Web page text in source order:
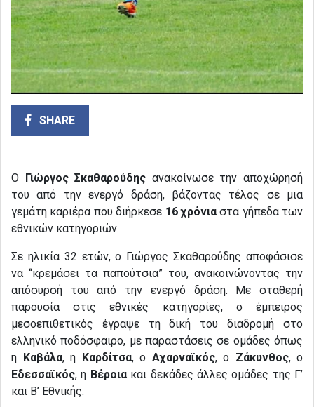
SHARE
Ο Γιώργος Σκαθαρούδης ανακοίνωσε την αποχώρησή
του από την ενεργό δράση, βάζοντας τέλος σε μια
γεμάτη καριέρα που διήρκεσε 16 χρόνιαστα γήπεδα των
εθνικών κατηγοριών.
Σε ηλικία 32 ετών, ο Γιώργος Σκαθαρούδης αποφάσισε
να “κρεμάσει τα παπούτσια” του, ανακοινώνοντας την
απόσυρσή του από την ενεργό δράση. Με σταθερή
παρουσία στις εθνικές κατηγορίες, ο έμπειρος
μεσοεπιθετικός έγραψε τη δική του διαδρομή στο
ελληνικό ποδόσφαιρο, με παραστάσεις σε ομάδες όπως
η
Καβάλα, η Καρδίτσα, ο Αχαρναϊκός, ο Ζάκυνθος, ο
Εδεσσαϊκός, η Βέροιακαι δεκάδες άλλες ομάδες της Γ’
και Β’ Εθνικής.